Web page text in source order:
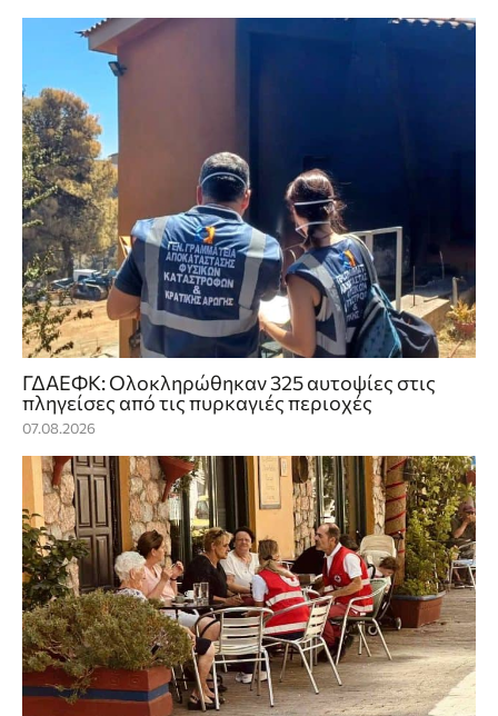
ΓΔΑΕΦΚ: Ολοκληρώθηκαν 325 αυτοψίες στις
πληγείσες από τις πυρκαγιές περιοχές
07.08.2026